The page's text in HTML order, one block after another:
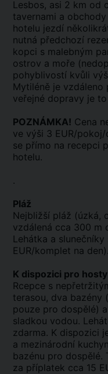
Lesbos, asi 2 km od
tavernami a
hotelu jezdí
nutná předchozí
kopci s malebným
ostrov a moře
pohyblivostí kvůli
Mytiléně je vzdáleno
veřejné dopravy je
POZNÁMKA! Cena
ve výši 3 EUR/
se přímo na recepci
hotelu.
.
Pláž
Nejbližší pláž (úzká,
vzdálená cca 300 m
Lehátka a
EUR/komplet na den).
K dispozici pro hosty
Rcepce s
terasou, dva bazény
pouze pro dospělé)
sladkou vodou.
zdarma. K dispozici
a mezinárodní
bazénu pro dospělé.
za příplatek cca 15